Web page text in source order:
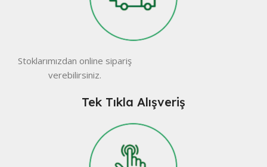
Stoklarımızdan online sipariş
verebilirsiniz.
Tek Tıkla Alışveriş